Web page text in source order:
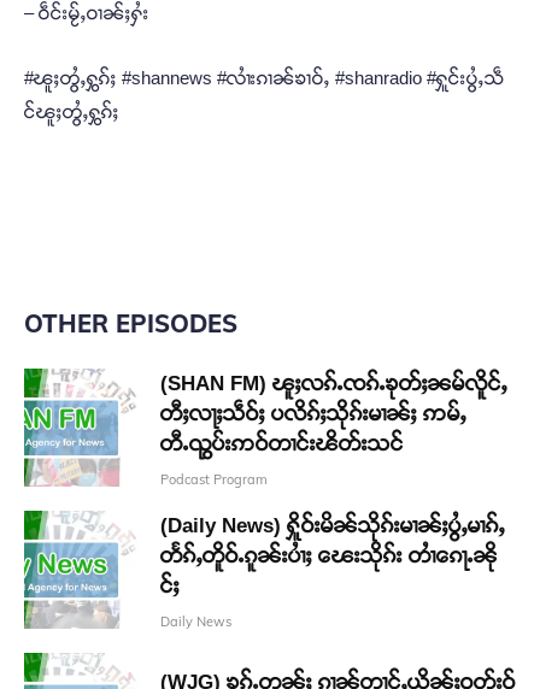
– ဝဵင်းမႂ်ႇဝၢၼ်ႈႁႆး
#ၽူႈတွႆႇႁွၵ်ႈ #shannews #လၢႆးၵၢၼ်ၶၢဝ်ႇ #shanradio #ႁူင်းပွႆႇသဵ
င်ၽူႈတွႆႇႁွၵ်ႈ
OTHER EPISODES
(SHAN FM) ၽူႈလၵ်ႉၸၵ်ႉၶုတ်ႈၼမ်လိူင်ႇ
တီႈလႃႈသဵဝ်ႈ ပလိၵ်ႈသိုၵ်းမၢၼ်ႈ ဢမ်ႇ
တီႉၺွပ်းဢဝ်တၢင်းၽိတ်းသင်
Podcast Program
(Daily News) ႁိူဝ်းမိၼ်သိုၵ်းမၢၼ်ႈပွႆႇမၢၵ်ႇ
တႅၵ်ႇတိူဝ်ႉၵူၼ်းပၢႆႈ ၽေးသိုၵ်း တၢႆၵေႃႉၼို
င်ႈ
Daily News
(WJG) ၶၵ်ႉတွၼ်ႈ ၵၢၼ်တၢင်ႇယိုၼ်ႈဝတ်းဝႂ်